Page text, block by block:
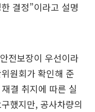
결정”이라고 설명
전보장이 우선이라
원회가 확인해 준
결 취지에 따른 실
했지만, 공사차량의